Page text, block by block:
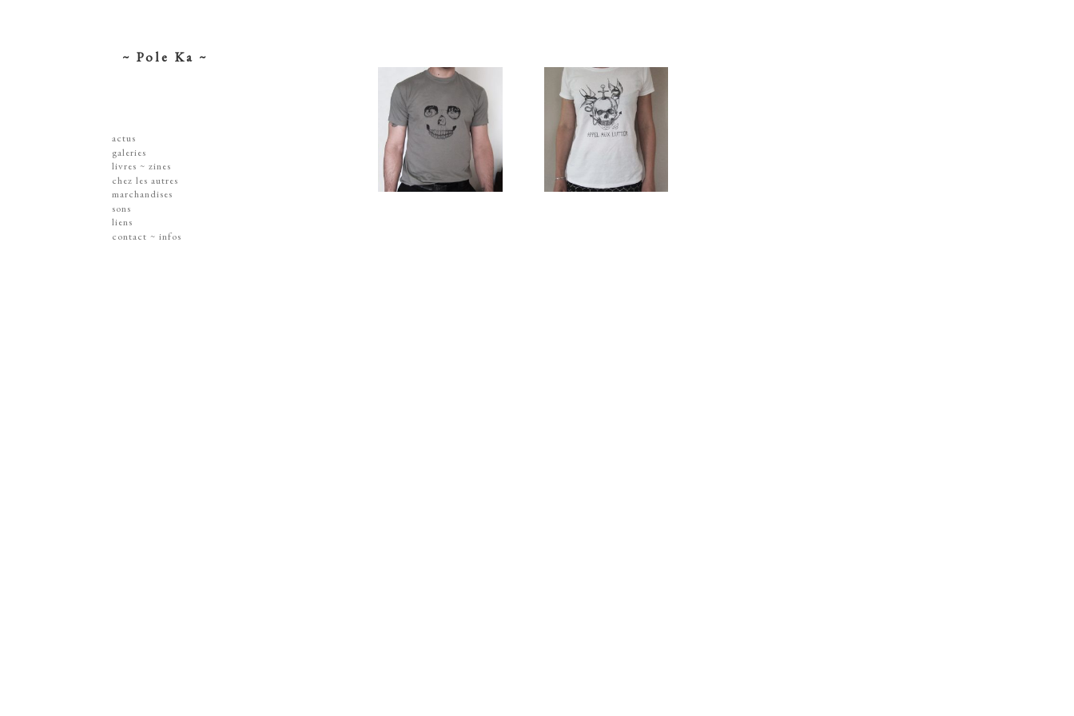
~ Pole Ka ~
actus
galeries
dessins ~ illustrations
affiches ~ concerts ~ disques
gravures
peintures
dissections ~ découpes
jouets ~ objets
livres ~ zines
chez les autres
marchandises
sérigraphies
livres & zines
gravures
sons
liens
contact ~ infos